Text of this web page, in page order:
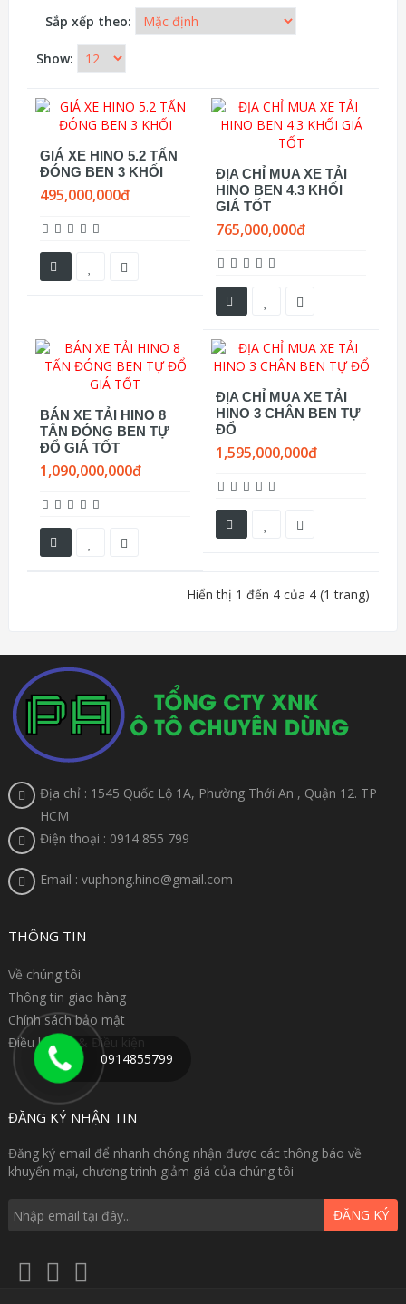
Sắp xếp theo:
Show:
GIÁ XE HINO 5.2 TẤN
ĐÓNG BEN 3 KHỐI
495,000,000đ
ĐỊA CHỈ MUA XE TẢI
HINO BEN 4.3 KHỐI
GIÁ TỐT
765,000,000đ
BÁN XE TẢI HINO 8
TẤN ĐÓNG BEN TỰ
ĐỔ GIÁ TỐT
1,090,000,000đ
ĐỊA CHỈ MUA XE TẢI
HINO 3 CHÂN BEN TỰ
ĐỔ
1,595,000,000đ
Hiển thị 1 đến 4 của 4 (1 trang)
Địa chỉ : 1545 Quốc Lộ 1A, Phường Thới An , Quận 12. TP
HCM
Điện thoại : 0914 855 799
Email : vuphong.hino@gmail.com
THÔNG TIN
Về chúng tôi
Thông tin giao hàng
Chính sách bảo mật
Điều khoản & Điều kiện
ĐĂNG KÝ NHẬN TIN
Đăng ký email để nhanh chóng nhận được các thông báo về
khuyến mại, chương trình giảm giá của chúng tôi
ĐĂNG KÝ
0914855799